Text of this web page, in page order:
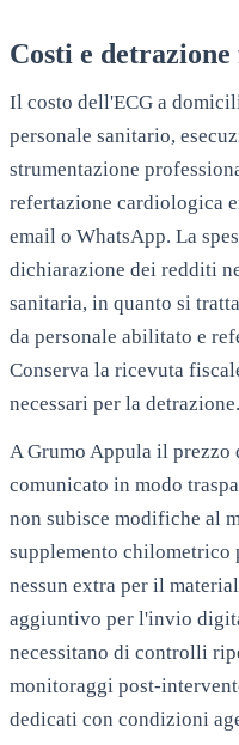
Costi e detrazione
Il costo dell'ECG a
personale sanitario,
strumentazione
refertazione cardiologica
email o WhatsApp. La
dichiarazione dei redditi
sanitaria, in quanto si
da personale abilitato e
Conserva la ricevuta
necessari per la detrazione.
A Grumo Appula il prezzo
comunicato in modo
non subisce modifiche al
supplemento chilometrico
nessun extra per il
aggiuntivo per l'invio
necessitano di controlli
monitoraggi post-
dedicati con condizioni